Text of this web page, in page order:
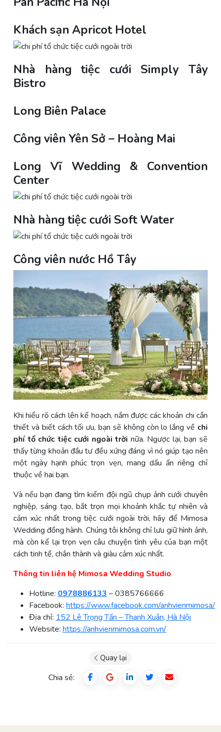
Khách sạn Apricot Hotel
Nhà hàng tiệc cưới Simply Tây
Bistro
Long Biên Palace
Công viên Yên Sở – Hoàng Mai
Long Vĩ Wedding & Convention
Center
Nhà hàng tiệc cưới Soft Water
Công viên nước Hồ Tây
Khi hiểu rõ cách lên kế hoạch, nắm được các khoản chi cần
thiết và biết cách tối ưu, bạn sẽ không còn lo lắng về chi
phí tổ chức tiệc cưới ngoài trời nữa. Ngược lại, bạn sẽ
thấy từng khoản đầu tư đều xứng đáng vì nó giúp tạo nên
một ngày hạnh phúc trọn vẹn, mang dấu ấn riêng chỉ
thuộc về hai bạn.
Và nếu bạn đang tìm kiếm đội ngũ chụp ảnh cưới chuyên
nghiệp, sáng tạo, bắt trọn mọi khoảnh khắc tự nhiên và
cảm xúc nhất trong tiệc cưới ngoài trời, hãy để Mimosa
Wedding đồng hành. Chúng tôi không chỉ lưu giữ hình ảnh,
mà còn kể lại trọn vẹn câu chuyện tình yêu của bạn một
cách tinh tế, chân thành và giàu cảm xúc nhất.
Thông tin liên hệ Mimosa Wedding Studio
Hotline: 0978886133 – 0385766666
Facebook: https://www.facebook.com/anhvienmimosa/
Địa chỉ: 152 Lê Trọng Tấn – Thanh Xuân, Hà Nội
Website: https://anhvienmimosa.com.vn/
Quay lại
Chia sẻ: